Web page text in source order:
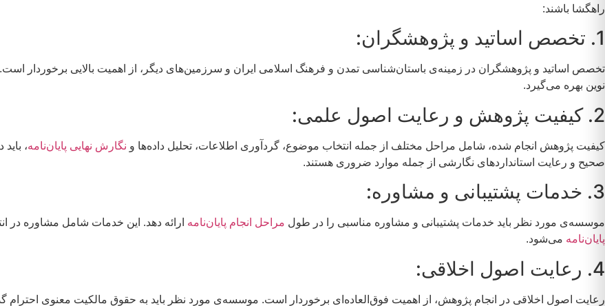
راهگشا باشند:
1. تخصص اساتید و پژوهشگران:
تخصص اساتید و پژوهشگران در زمینه‌ی باستان‌شناسی تمدن و فرهنگ اسلامی ایران و سرزمین‌های دیگر، از اهمیت بالایی برخوردار
نوین بهره می‌گیرد.
2. کیفیت پژوهش و رعایت اصول علمی:
کیفیت پژوهش انجام شده، شامل مراحل مختلف از جمله انتخاب موضوع، گردآوری اطلاعات، تحلیل داده‌ها و نگارش نهایی پایان‌نامه،
صحیح و رعایت استانداردهای نگارشی از جمله موارد ضروری هستند.
3. خدمات پشتیبانی و مشاوره:
موسسه‌ی مورد نظر باید خدمات پشتیبانی و مشاوره مناسبی را در طول مراحل انجام پایان‌نامه ارائه دهد. این خدمات شامل مشاوره در
پایان‌نامه می‌شود.
4. رعایت اصول اخلاقی:
رعایت اصول اخلاقی در انجام پژوهش، از اهمیت فوق‌العاده‌ای برخوردار است. موسسه‌ی مورد نظر باید به حقوق مالکیت معنوی احترام